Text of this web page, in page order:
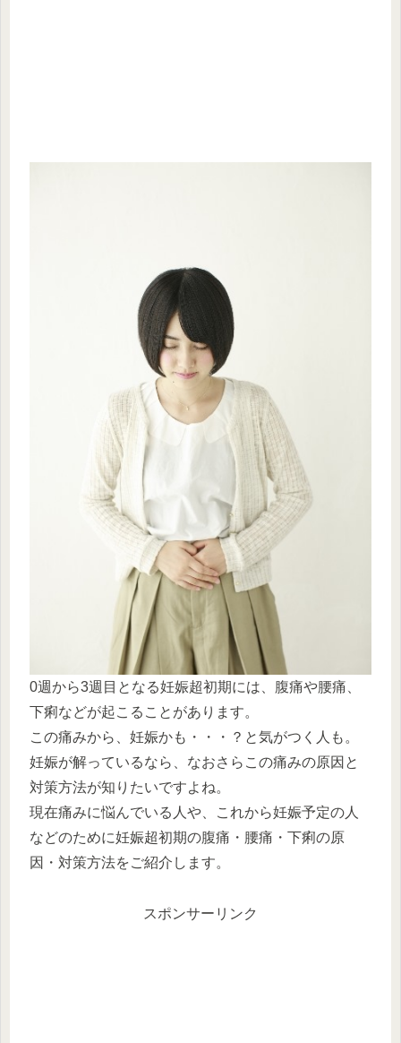
0週から3週目となる妊娠超初期には、腹痛や腰痛、
下痢などが起こることがあります。
この痛みから、妊娠かも・・・？と気がつく人も。
妊娠が解っているなら、なおさらこの痛みの原因と
対策方法が知りたいですよね。
現在痛みに悩んでいる人や、これから妊娠予定の人
などのために妊娠超初期の腹痛・腰痛・下痢の原
因・対策方法をご紹介します。
スポンサーリンク